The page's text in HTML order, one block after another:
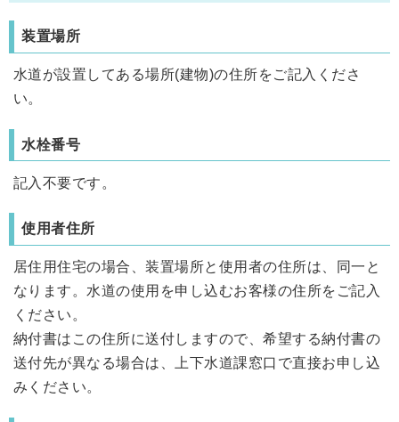
装置場所
水道が設置してある場所(建物)の住所をご記入くださ
い。
水栓番号
記入不要です。
使用者住所
居住用住宅の場合、装置場所と使用者の住所は、同一と
なります。水道の使用を申し込むお客様の住所をご記入
ください。
納付書はこの住所に送付しますので、希望する納付書の
送付先が異なる場合は、上下水道課窓口で直接お申し込
みください。